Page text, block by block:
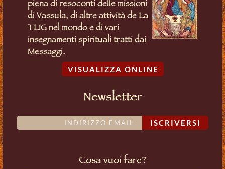
piena di resoconti delle missioni
di Vassula, di altre attività de La
TLIG nel mondo e di vari
insegnamenti spirituali tratti dai
Messaggi.
VISUALIZZA ONLINE
Newsletter
ISCRIVERSI
Cosa vuoi fare?